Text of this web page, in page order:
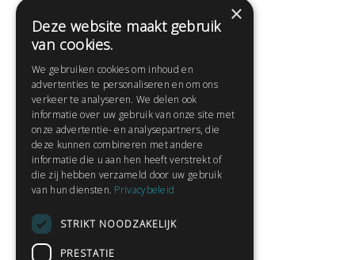
Help
Contact
Huisregels
Snel naar:
Gratis aanmelden
Privacybeleid
×
Deze website maakt gebruik
van cookies.
We gebruiken cookies om inhoud en
advertenties te personaliseren en om ons
verkeer te analyseren. We delen ook
informatie over uw gebruik van onze site met
onze advertentie- en analysepartners, die
deze kunnen combineren met andere
informatie die u aan hen heeft verstrekt of
die zij hebben verzameld door uw gebruik
van hun diensten. Privacybeleid
STRIKT NOODZAKELIJK
PRESTATIE